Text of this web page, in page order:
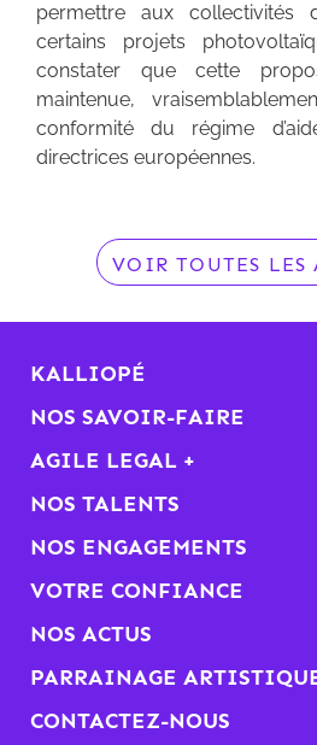
permettre aux collectivités
certains projets
constater que cette
maintenue,
conformité du régime
directrices européennes.
VOIR TOUTES LES
KALLIOPÉ
NOS SAVOIR-FAIRE
AGILE LEGAL +
NOS TALENTS
NOS ENGAGEMENTS
VOTRE CONFIANCE
NOS ACTUS
PARRAINAGE
CONTACTEZ-NOUS